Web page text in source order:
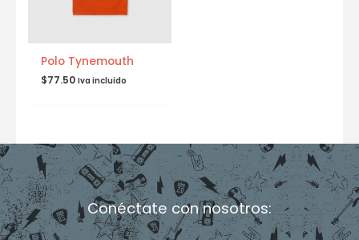
Polo Tynemouth
$77.50 Iva incluido
Conéctate con nosotros: